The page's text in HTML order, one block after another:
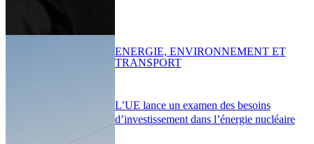
L’UE lance un examen des besoins
d’investissement dans l’énergie nucléaire
ENERGIE, ENVIRONNEMENT ET
TRANSPORT